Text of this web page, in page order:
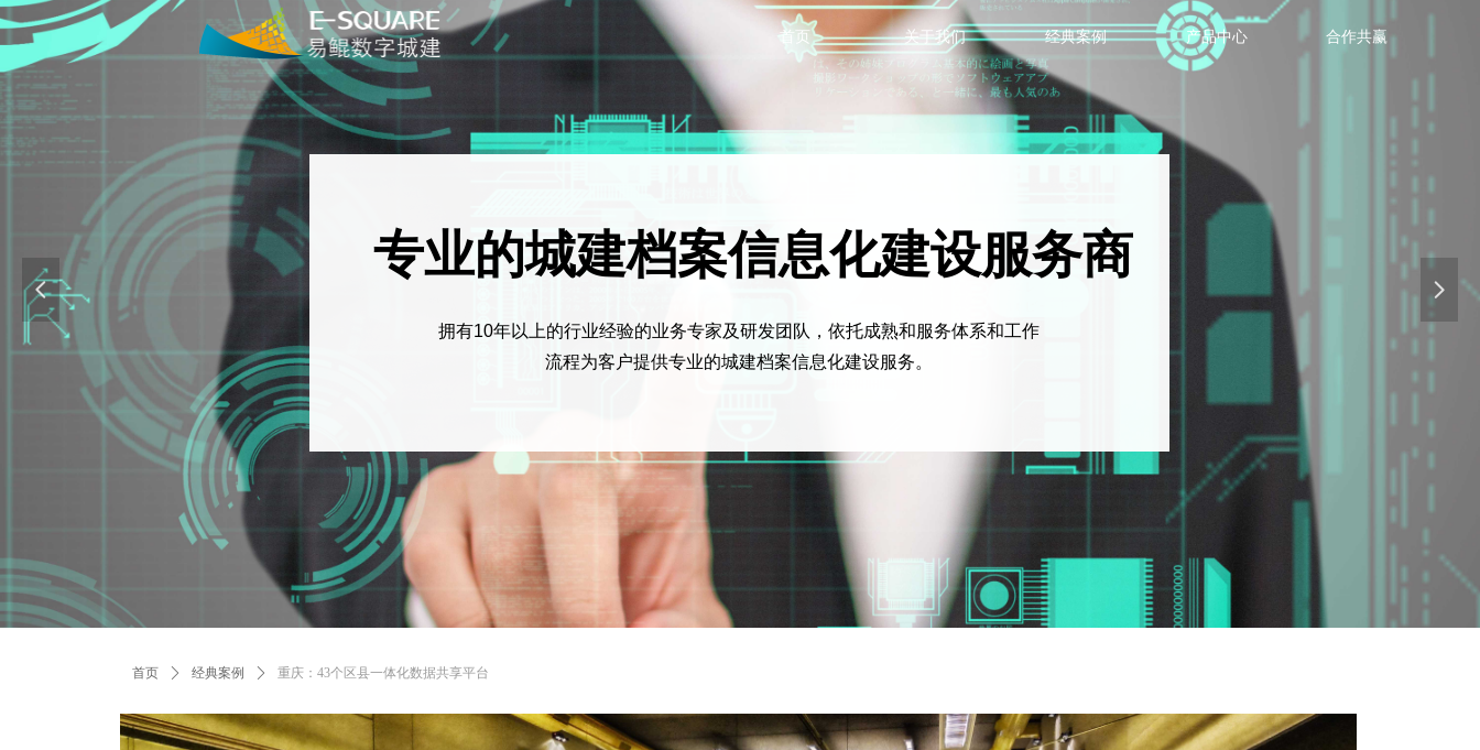
首页 关于我们 经典案例 产品中心 合作共赢
首页 ꄲ 经典案例 ꄲ 重庆：43个区县一体化数据共享平台
拥有10年以上的行业经验的业务专家及研发团队，依托成熟和服务体系和工作
流程为客户提供专业的城建档案信息化建设服务。
专业的城建档案信息化建设服务商
넳 넲